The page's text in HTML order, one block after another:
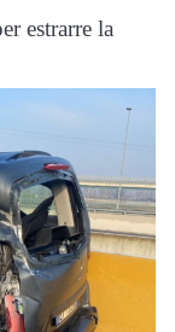
estrarre la